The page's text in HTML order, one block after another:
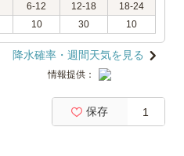
6-12 12-18
18-24
10 30 10
降水確率・週間天気を見る
情報提供：
保存 1